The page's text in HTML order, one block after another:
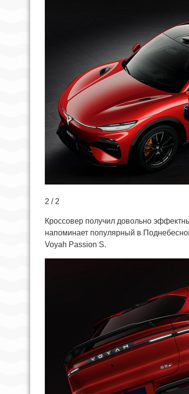
2 / 2
Кроссовер получил довольно
напоминает популярный в
Voyah Passion S.